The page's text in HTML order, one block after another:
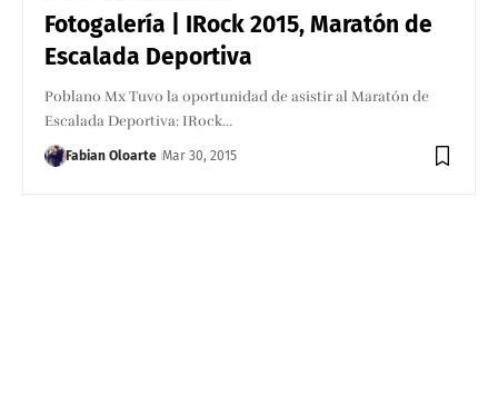
Fotogalería | IRock 2015, Maratón de
Escalada Deportiva
Poblano Mx Tuvo la oportunidad de asistir al Maratón de
Escalada Deportiva: IRock…
Fabian Oloarte Mar 30, 2015